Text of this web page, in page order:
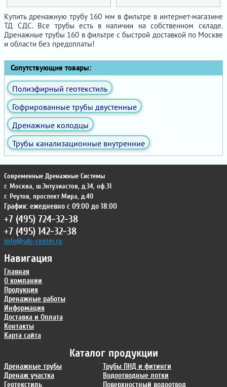
Купить дренажную трубу 160 мм в фильтре в интернет-магазине
ТД СДС. Все трубы есть в наличии на собственном складе.
Дренажные трубы 160 в фильтре с быстрой доставкой по Москве
и области без предоплаты!
Сопутствующие товары:
Полиэфирный геотекстиль
Гофрированные трубы двустенные
Дренажные колодцы
Трубы канализационные внутренние
Каталог продукции
Дренажные трубы
Дренаж участка
Геотекстиль
Трубы ПНД и фитинги
Водоотводные лотки
Поверхностный водоотвод
Навигация
Главная
О компании
Продукция
Дренажные работы
Информация
Доставка и Оплата
Контакты
Карта сайта
Современные Дренажные Системы
г. Москва, ш.Энтузиастов, д.34, оф.31
г. Реутов, проспект Мира, д.40
График: ежедневно с 09:00 до 18:00
+7 (495) 724-32-38
+7 (495) 142-32-38
info@sds-center.ru